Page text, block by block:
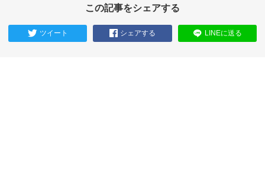
この記事をシェアする
ツイート シェアする LINEに送る